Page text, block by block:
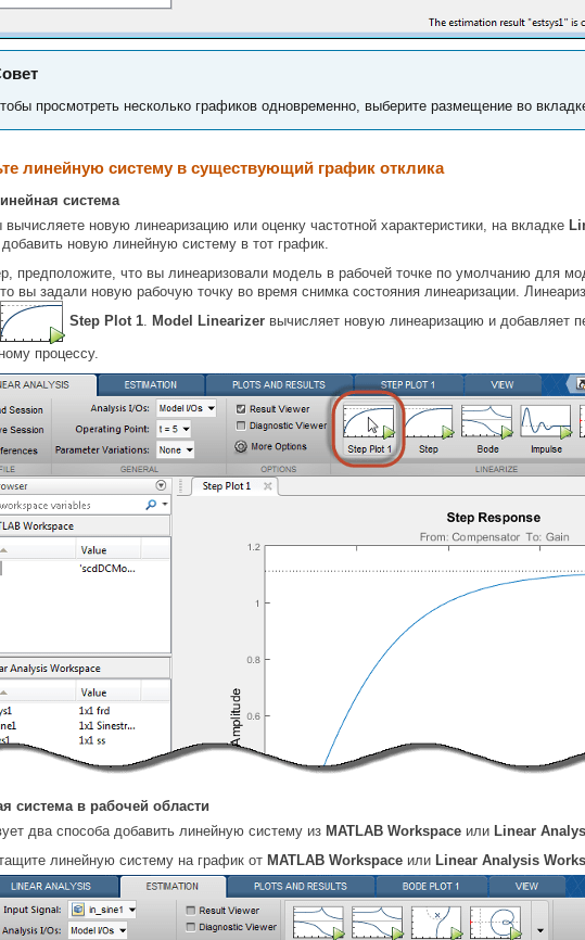
просмотреть несколько графиков одновременно, выберите размещение во
линейную систему в существующий график отклика
система
вычисляете новую линеаризацию или оценку частотной характеристики, на вкладке
новую линейную систему в тот график.
предположите, что вы линеаризовали модель в рабочей точке по умолчанию для
вы задали новую рабочую точку во время снимка состояния линеаризации.
Step Plot 1. Model Linearizer вычисляет новую линеаризацию и добавляет
процессу.
система в рабочей области
два способа добавить линейную систему из MATLAB Workspace или Linear
линейную систему на график от MATLAB Workspace или Linear Analysis